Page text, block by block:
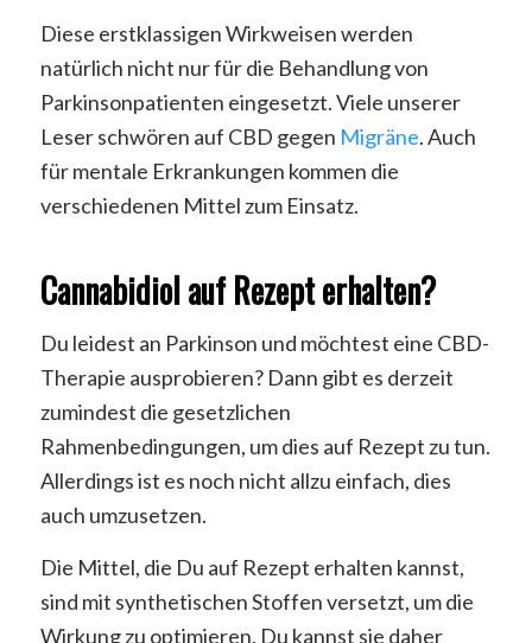
Diese erstklassigen Wirkweisen werden
natürlich nicht nur für die Behandlung von
Parkinsonpatienten eingesetzt. Viele unserer
Leser schwören auf CBD gegen Migräne. Auch
für mentale Erkrankungen kommen die
verschiedenen Mittel zum Einsatz.
Cannabidiol auf Rezept erhalten?
Du leidest an Parkinson und möchtest eine CBD-
Therapie ausprobieren? Dann gibt es derzeit
zumindest die gesetzlichen
Rahmenbedingungen, um dies auf Rezept zu tun.
Allerdings ist es noch nicht allzu einfach, dies
auch umzusetzen.
Die Mittel, die Du auf Rezept erhalten kannst,
sind mit synthetischen Stoffen versetzt, um die
Wirkung zu optimieren. Du kannst sie daher